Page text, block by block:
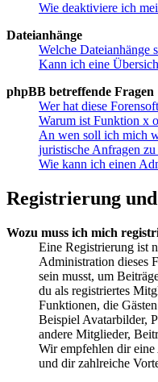
Wie deaktiviere ich
Dateianhänge
Welche Dateianhänge
Kann ich eine
phpBB betreffende Fragen
Wer hat diese
Warum ist Funktion x
An wen soll ich mich
juristische Anfragen
Wie kann ich einen
Registrierung
Wozu muss ich mich
Eine Registrierung ist
Administration dieses
sein musst, um
du als registriertes
Funktionen, die
Beispiel Avatarbilder,
andere Mitglieder,
Wir empfehlen dir
und dir zahlreiche